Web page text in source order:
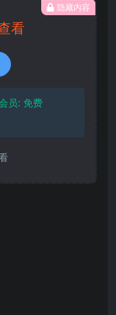
隐藏内容
看
员: 免费